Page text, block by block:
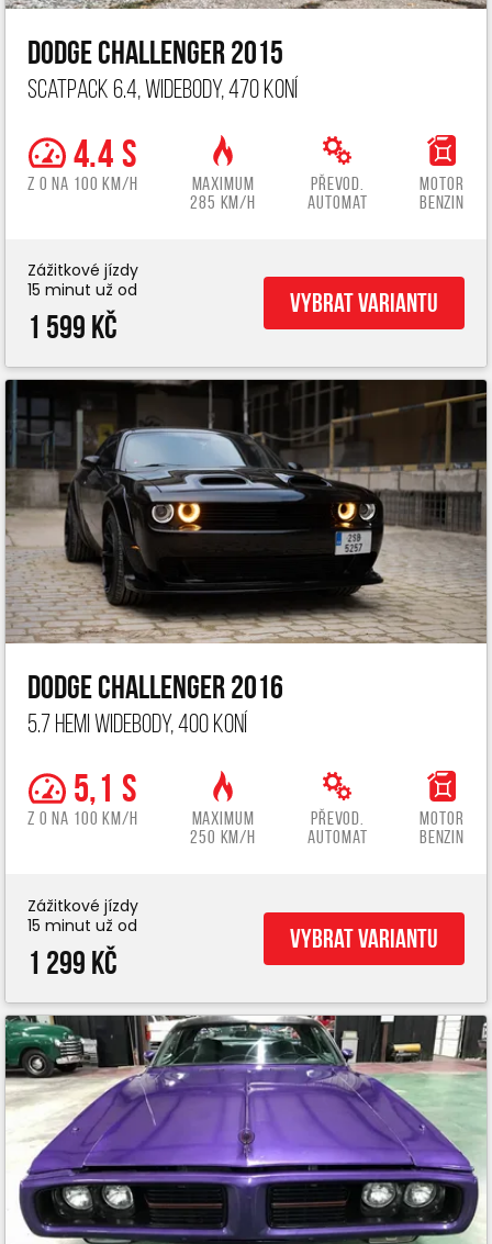
Dodge Challenger 2015
ScatPack 6.4, widebody, 470 koní
4.4 s
z 0 na 100 km/h
Maximum
285 km/h
Převod.
automat
Motor
benzin
Zážitkové jízdy
15 minut už od
1 599 Kč
Vybrat variantu
Dodge Challenger 2016
5.7 Hemi widebody, 400 koní
5,1 s
z 0 na 100 km/h
Maximum
250 km/h
Převod.
automat
Motor
benzin
Zážitkové jízdy
15 minut už od
1 299 Kč
Vybrat variantu